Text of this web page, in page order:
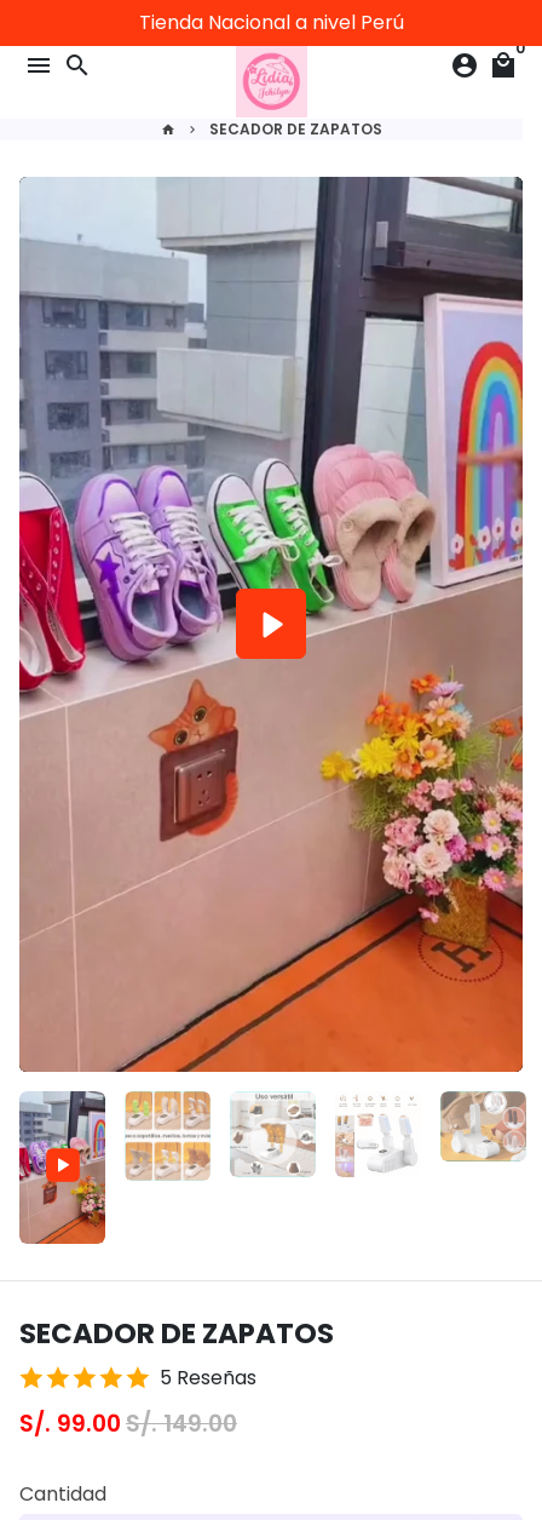
directamente
Tienda Nacional a nivel Perú
menu search account_circle local_mall
0
home keyboard_arrow_right SECADOR DE ZAPATOS
Reproducir Silenciar
Reproducir
SECADOR DE ZAPATOS
5 Reseñas
S/. 99.00S/. 149.00
Cantidad